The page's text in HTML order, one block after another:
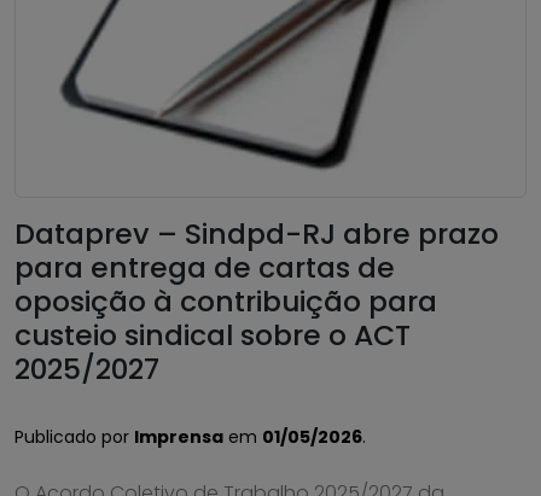
Dataprev – Sindpd-RJ abre prazo
para entrega de cartas de
oposição à contribuição para
custeio sindical sobre o ACT
2025/2027
Publicado por Imprensa em 01/05/2026.